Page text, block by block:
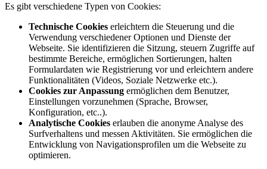
Es gibt verschiedene Typen von Cookies:
Technische Cookies erleichtern die Steuerung und die
Verwendung verschiedener Optionen und Dienste der
Webseite. Sie identifizieren die Sitzung, steuern Zugriffe auf
bestimmte Bereiche, ermöglichen Sortierungen, halten
Formulardaten wie Registrierung vor und erleichtern andere
Funktionalitäten (Videos, Soziale Netzwerke etc.).
Cookies zur Anpassung ermöglichen dem Benutzer,
Einstellungen vorzunehmen (Sprache, Browser,
Konfiguration, etc..).
Analytische Cookies erlauben die anonyme Analyse des
Surfverhaltens und messen Aktivitäten. Sie ermöglichen die
Entwicklung von Navigationsprofilen um die Webseite zu
optimieren.